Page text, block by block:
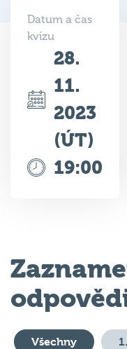
Datum a čas
kvízu
28.
11.
2023
(ÚT)
19:00
Všechny